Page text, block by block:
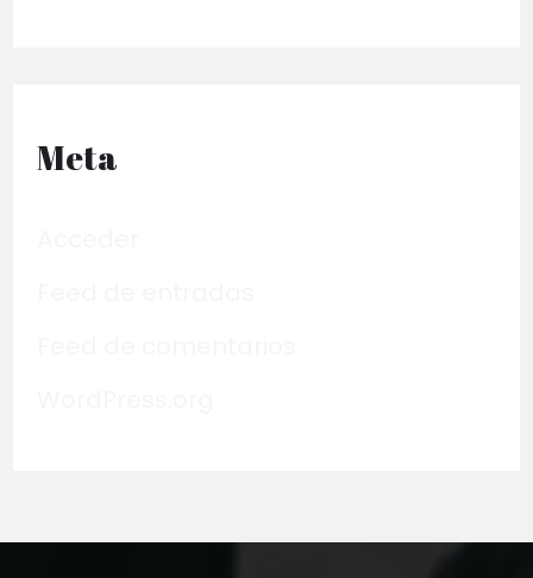
Meta